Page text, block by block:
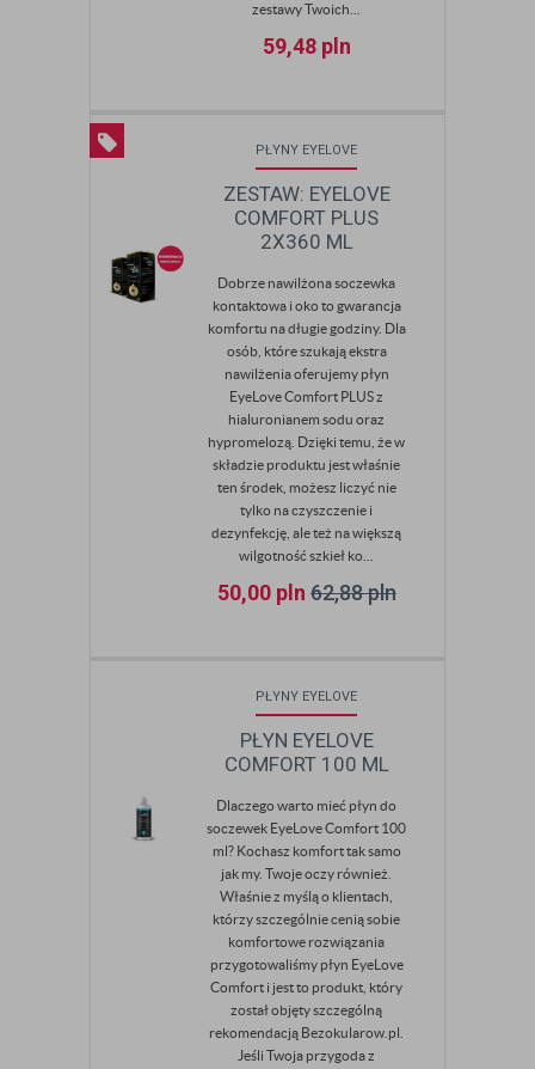
zestawy Twoich...
59,48 pln
PŁYNY EYELOVE
ZESTAW: EYELOVE
COMFORT PLUS
2X360 ML
Dobrze nawilżona soczewka
kontaktowa i oko to gwarancja
komfortu na długie godziny. Dla
osób, które szukają ekstra
nawilżenia oferujemy płyn
EyeLove Comfort PLUS z
hialuronianem sodu oraz
hypromelozą. Dzięki temu, że w
składzie produktu jest właśnie
ten środek, możesz liczyć nie
tylko na czyszczenie i
dezynfekcję, ale też na większą
wilgotność szkieł ko...
50,00 pln 62,88pln
PŁYNY EYELOVE
PŁYN EYELOVE
COMFORT 100 ML
Dlaczego warto mieć płyn do
soczewek EyeLove Comfort 100
ml? Kochasz komfort tak samo
jak my. Twoje oczy również.
Właśnie z myślą o klientach,
którzy szczególnie cenią sobie
komfortowe rozwiązania
przygotowaliśmy płyn EyeLove
Comfort i jest to produkt, który
został objęty szczególną
rekomendacją Bezokularow.pl.
Jeśli Twoja przygoda z